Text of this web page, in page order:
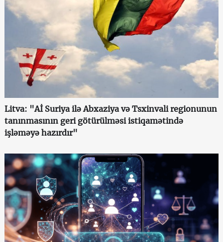
Litva: "Aİ Suriya ilə Abxaziya və Tsxinvali regionunun
tanınmasının geri götürülməsi istiqamətində
işləməyə hazırdır"